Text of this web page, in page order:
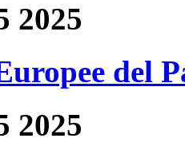
2025
del
2025